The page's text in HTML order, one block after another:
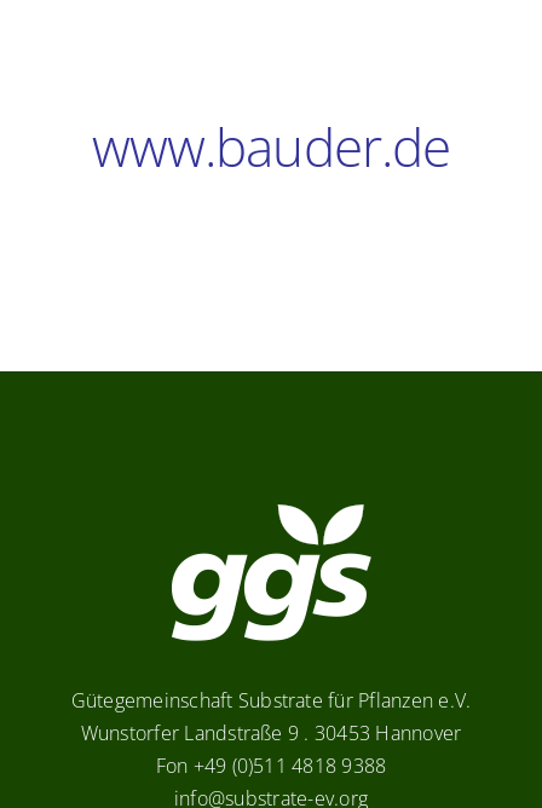
Hersteller
www.bauder.de
Gütegemeinschaft Substrate für Pflanzen e.V.
Wunstorfer Landstraße 9 . 30453 Hannover
Fon +49 (0)511 4818 9388
info@substrate-ev.org